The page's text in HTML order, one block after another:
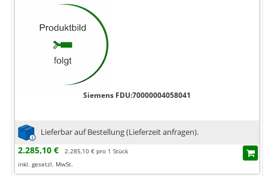
Siemens FDU:70000004058041
Lieferbar auf Bestellung (Lieferzeit anfragen).
2.285,10 €
2.285,10 € pro 1 Stück
inkl. gesetzl. MwSt.